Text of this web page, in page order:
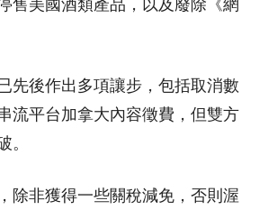
售美國酒類產品，以及廢除《網
先後作出多項讓步，包括取消數
流平台加拿大內容徵費，但雙方
。
除非獲得一些關稅減免，否則渥